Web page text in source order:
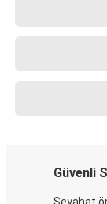
Güvenli